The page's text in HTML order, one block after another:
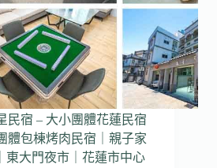
推
｜
烤
肉
包
棟
環
山
美
景
民宿 – 大小團體花蓮民宿
體包棟烤肉民宿｜親子家
東大門夜市｜花蓮市中心